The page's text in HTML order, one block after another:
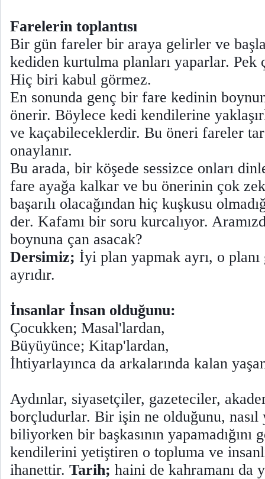
Farelerin toplantısı
Bir gün fareler bir araya gelirler ve
kediden kurtulma planları yaparlar.
Hiç biri kabul görmez.
En sonunda genç bir fare kedinin
önerir. Böylece kedi kendilerine
ve kaçabileceklerdir. Bu öneri fareler
onaylanır.
Bu arada, bir köşede sessizce onları
fare ayağa kalkar ve bu önerinin çok
başarılı olacağından hiç kuşkusu
der. Kafamı bir soru kurcalıyor.
boynuna çan asacak?
Dersimiz; İyi plan yapmak ayrı, o
ayrıdır.
İnsanlar İnsan olduğunu:
Çocukken; Masal'lardan,
Büyüyünce; Kitap'lardan,
İhtiyarlayınca da arkalarında kalan
Aydınlar, siyasetçiler, gazeteciler,
borçludurlar. Bir işin ne olduğunu, nasıl
biliyorken bir başkasının yapamadığını
kendilerini yetiştiren o topluma ve
ihanettir. Tarih; haini de kahramanı da